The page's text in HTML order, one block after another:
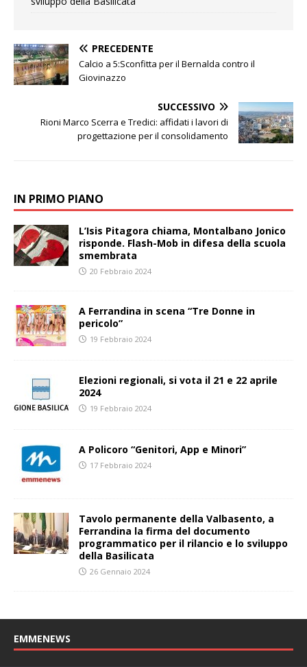
PRECEDENTE
Calcio a 5:Sconfitta per il Bernalda contro il
Giovinazzo
SUCCESSIVO
Rioni Marco Scerra e Tredici: affidati i lavori di
progettazione per il consolidamento
IN PRIMO PIANO
L’Isis Pitagora chiama, Montalbano Jonico
risponde. Flash-Mob in difesa della scuola
smembrata
20 Febbraio 2024
A Ferrandina in scena “Tre Donne in
pericolo”
19 Febbraio 2024
Elezioni regionali, si vota il 21 e 22 aprile
2024
19 Febbraio 2024
A Policoro “Genitori, App e Minori”
17 Febbraio 2024
Tavolo permanente della Valbasento, a
Ferrandina la firma del documento
programmatico per il rilancio e lo sviluppo
della Basilicata
26 Gennaio 2024
EMMENEWS